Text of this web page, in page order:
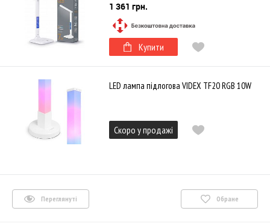
1 361 грн.
Купити
LED лампа підлогова VIDEX TF20 RGB 10W
Скоро у продажі
Переглянуті Обране